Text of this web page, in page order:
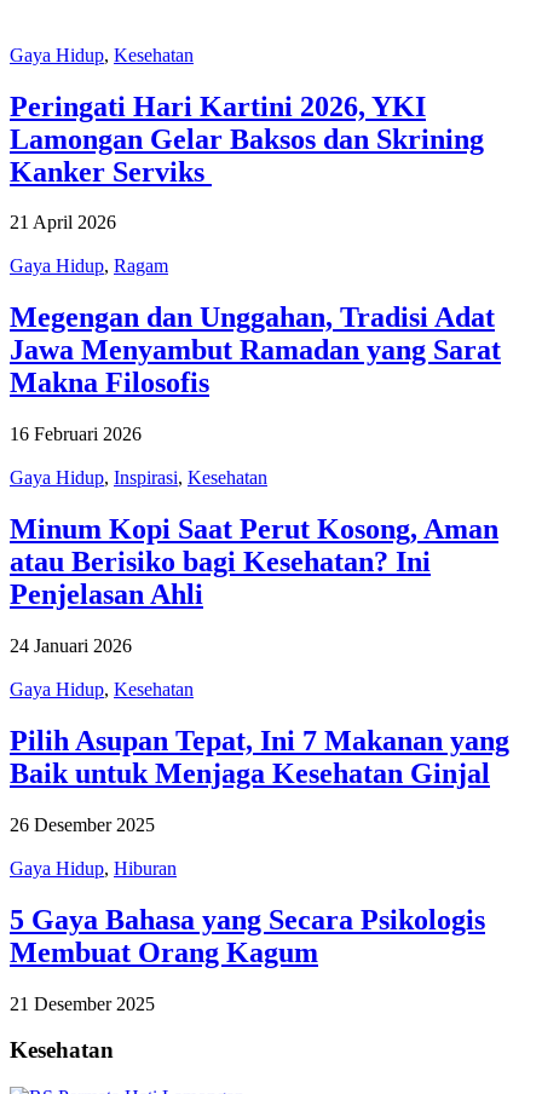
Gaya Hidup, Kesehatan
Peringati Hari Kartini 2026, YKI
Lamongan Gelar Baksos dan Skrining
Kanker Serviks
21 April 2026
Gaya Hidup, Ragam
Megengan dan Unggahan, Tradisi Adat
Jawa Menyambut Ramadan yang Sarat
Makna Filosofis
16 Februari 2026
Gaya Hidup, Inspirasi, Kesehatan
Minum Kopi Saat Perut Kosong, Aman
atau Berisiko bagi Kesehatan? Ini
Penjelasan Ahli
24 Januari 2026
Gaya Hidup, Kesehatan
Pilih Asupan Tepat, Ini 7 Makanan yang
Baik untuk Menjaga Kesehatan Ginjal
26 Desember 2025
Gaya Hidup, Hiburan
5 Gaya Bahasa yang Secara Psikologis
Membuat Orang Kagum
21 Desember 2025
Kesehatan